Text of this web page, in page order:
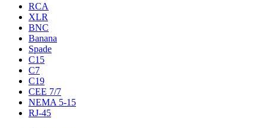
RCA
XLR
BNC
Banana
Spade
C15
С7
C19
CEE 7/7
NEMA 5-15
RJ-45